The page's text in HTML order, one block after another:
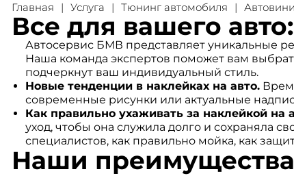
Главная Услуга Тюнинг автомобиля
Все для вашего
Автосервис БМВ представляет уникальные
Наша команда экспертов поможет вам
подчеркнут ваш индивидуальный стиль.
Новые тенденции в наклейках на авто.
современные рисунки или актуальные
Как правильно ухаживать за наклейкой на
уход, чтобы она служила долго и сохраняла
специалистов, как правильно мойка, как
Наши преимущества